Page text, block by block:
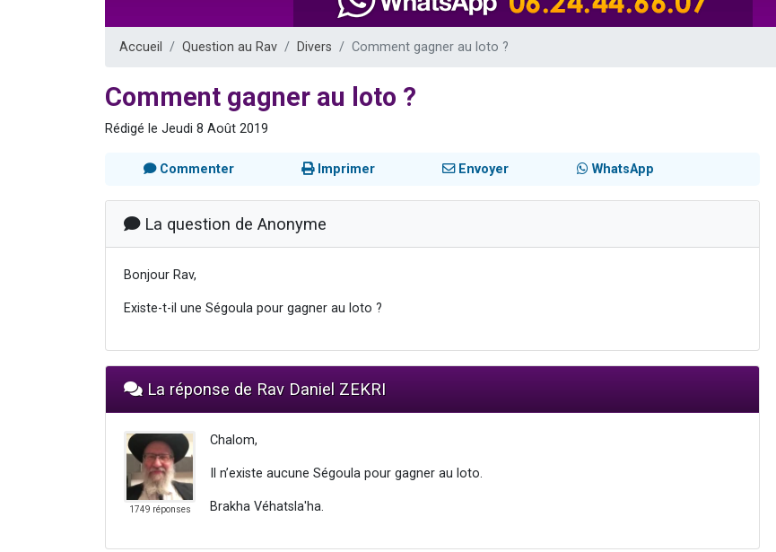
Accueil Question au Rav Divers Comment gagner au loto ?
Comment gagner au loto ?
Rédigé le Jeudi 8 Août 2019
Commenter Imprimer Envoyer WhatsApp
La question de Anonyme
Bonjour Rav,
Existe-t-il une Ségoula pour gagner au loto ?
La réponse de Rav Daniel ZEKRI
1749 réponses
Chalom,
Il n’existe aucune Ségoula pour gagner au loto.
Brakha Véhatsla'ha.